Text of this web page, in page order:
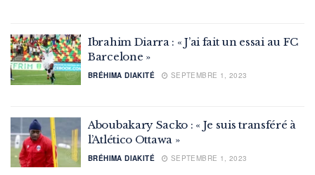
Ibrahim Diarra : « J’ai fait un essai au FC
Barcelone »
BRÉHIMA DIAKITÉ SEPTEMBRE 1, 2023
Aboubakary Sacko : « Je suis transféré à
l’Atlético Ottawa »
BRÉHIMA DIAKITÉ SEPTEMBRE 1, 2023